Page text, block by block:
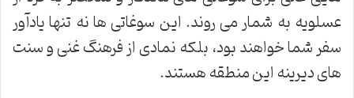
عسلویه به شمار می روند. این سوغاتی ها نه تنها یادآور
سفر شما خواهند بود، بلکه نمادی از فرهنگ غنی و سنت
های دیرینه این منطقه هستند.